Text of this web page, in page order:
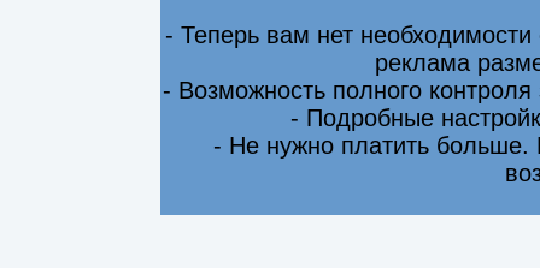
- Теперь вам нет
реклама
- Возможность полного
- Подробные
- Не нужно платить больше.